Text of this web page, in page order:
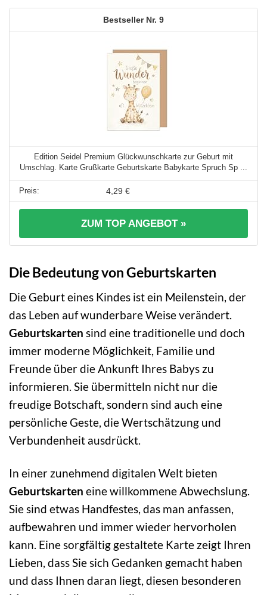
9
Edition Seidel Premium Glückwunschkarte zur Geburt mit
Umschlag. Karte Grußkarte Geburtskarte Babykarte Spruch Sp ...
4,29 €
ZUM TOP ANGEBOT »
Die Bedeutung von Geburtskarten
Die Geburt eines Kindes ist ein Meilenstein, der
das Leben auf wunderbare Weise verändert.
Geburtskarten sind eine traditionelle und doch
immer moderne Möglichkeit, Familie und
Freunde über die Ankunft Ihres Babys zu
informieren. Sie übermitteln nicht nur die
freudige Botschaft, sondern sind auch eine
persönliche Geste, die Wertschätzung und
Verbundenheit ausdrückt.
In einer zunehmend digitalen Welt bieten
Geburtskarten eine willkommene Abwechslung.
Sie sind etwas Handfestes, das man anfassen,
aufbewahren und immer wieder hervorholen
kann. Eine sorgfältig gestaltete Karte zeigt Ihren
Lieben, dass Sie sich Gedanken gemacht haben
und dass Ihnen daran liegt, diesen besonderen